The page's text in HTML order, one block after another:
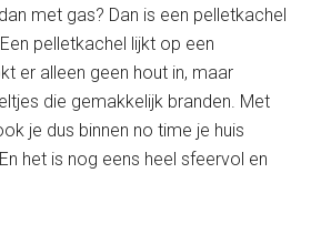
met gas? Dan is een pelletkachel
pelletkachel lijkt op een
er alleen geen hout in, maar
die gemakkelijk branden. Met
je dus binnen no time je huis
het is nog eens heel sfeervol en